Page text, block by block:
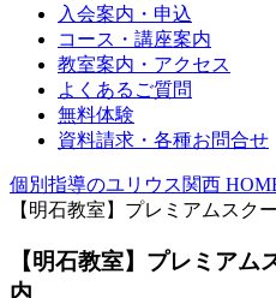
入会案内・申込
コース・講座案内
教室案内・アクセス
よくあるご質問
無料体験
資料請求・各種お問合せ
個別指導のユリウス関西
【明石教室】プレミアムスク
【明石教室】プレミア
内